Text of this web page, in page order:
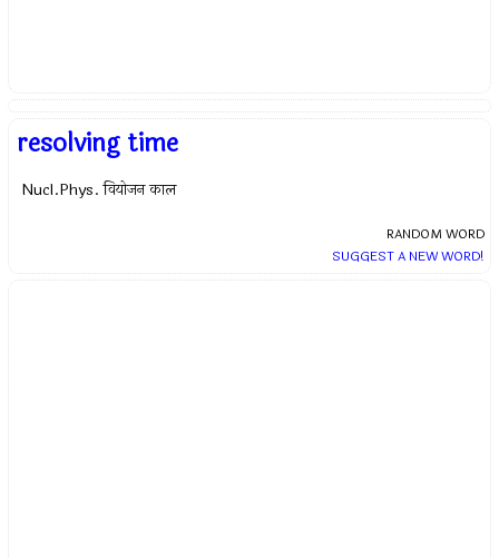
resolving time
Nucl.Phys. वियोजन काल
RANDOM WORD
SUGGEST A NEW WORD!